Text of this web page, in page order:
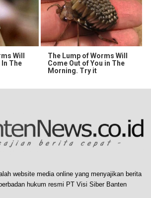
Will
In The
The Lump of Worms Will
Come Out of You in The
Morning. Try it
website media online yang menyajikan berita
hukum resmi PT Visi Siber Banten